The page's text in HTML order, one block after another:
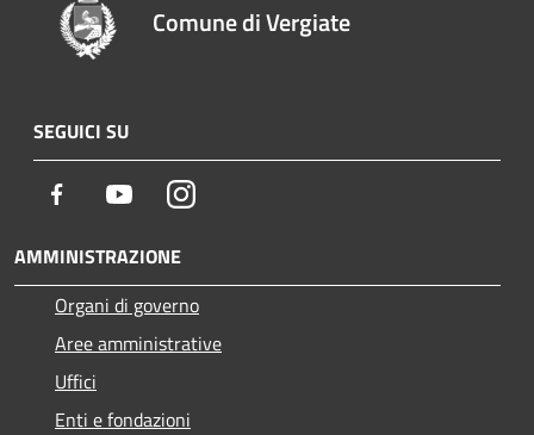
Comune di Vergiate
SEGUICI SU
Facebook YoutubeInstagram
AMMINISTRAZIONE
Organi di governo
Aree amministrative
Uffici
Enti e fondazioni